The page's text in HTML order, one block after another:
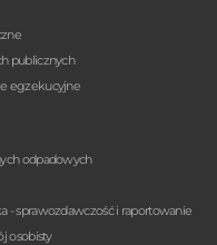
publicznych
egzekucyjne
odpadowych
- sprawozdawczość i raportowanie
osobisty